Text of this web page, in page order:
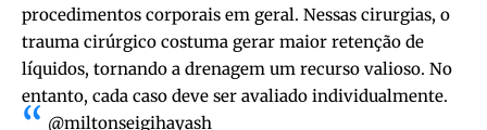
procedimentos corporais em geral. Nessas cirurgias, o
trauma cirúrgico costuma gerar maior retenção de
líquidos, tornando a drenagem um recurso valioso. No
entanto, cada caso deve ser avaliado individualmente.
@miltonseigihayash